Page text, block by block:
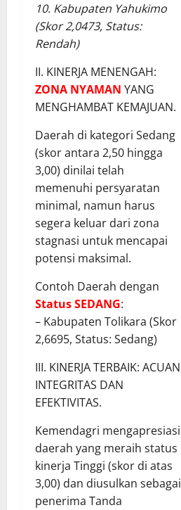
10. Kabupaten Yahukimo
(Skor 2,0473, Status:
Rendah)
II. KINERJA MENENGAH:
ZONA NYAMAN YANG
MENGHAMBAT KEMAJUAN.
Daerah di kategori Sedang
(skor antara 2,50 hingga
3,00) dinilai telah
memenuhi persyaratan
minimal, namun harus
segera keluar dari zona
stagnasi untuk mencapai
potensi maksimal.
Contoh Daerah dengan
Status SEDANG:
– Kabupaten Tolikara (Skor
2,6695, Status: Sedang)
III. KINERJA TERBAIK: ACUAN
INTEGRITAS DAN
EFEKTIVITAS.
Kemendagri mengapresiasi
daerah yang meraih status
kinerja Tinggi (skor di atas
3,00) dan diusulkan sebagai
penerima Tanda